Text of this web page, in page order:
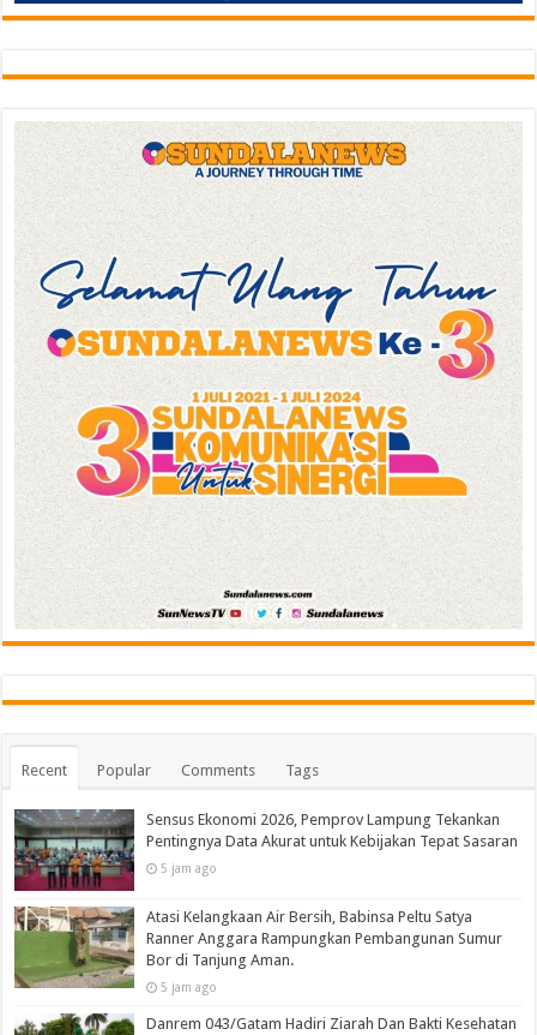
Recent Popular Comments Tags
Sensus Ekonomi 2026, Pemprov Lampung Tekankan
Pentingnya Data Akurat untuk Kebijakan Tepat Sasaran
5 jam ago
Atasi Kelangkaan Air Bersih, Babinsa Peltu Satya
Ranner Anggara Rampungkan Pembangunan Sumur
Bor di Tanjung Aman.
5 jam ago
Danrem 043/Gatam Hadiri Ziarah Dan Bakti Kesehatan